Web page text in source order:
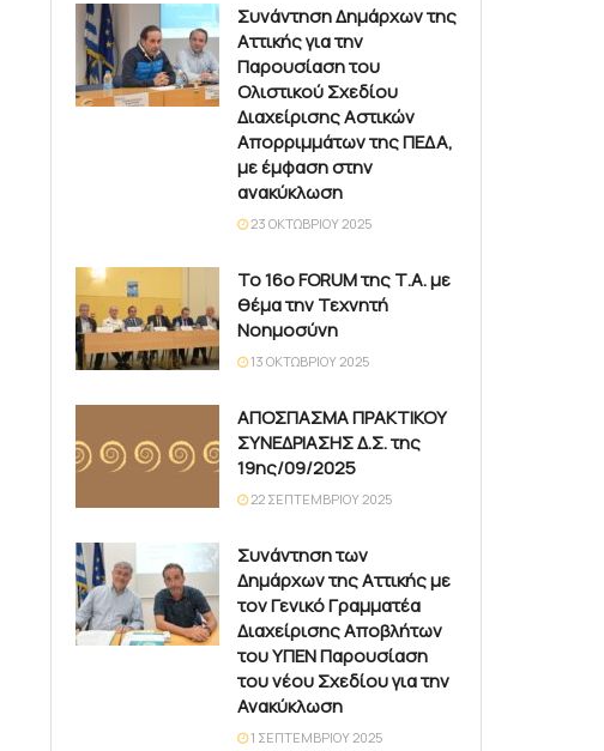
Συνάντηση Δημάρχων της
Αττικής για την
Παρουσίαση του
Ολιστικού Σχεδίου
Διαχείρισης Αστικών
Απορριμμάτων της ΠΕΔΑ,
με έμφαση στην
ανακύκλωση
23 ΟΚΤΩΒΡΊΟΥ 2025
Το 16ο FORUM της Τ.Α. με
θέμα την Τεχνητή
Νοημοσύνη
13 ΟΚΤΩΒΡΊΟΥ 2025
ΑΠΟΣΠΑΣΜΑ ΠΡΑΚΤΙΚΟΥ
ΣΥΝΕΔΡΙΑΣΗΣ Δ.Σ. της
19ης/09/2025
22 ΣΕΠΤΕΜΒΡΊΟΥ 2025
Συνάντηση των
Δημάρχων της Αττικής με
τον Γενικό Γραμματέα
Διαχείρισης Αποβλήτων
του ΥΠΕΝ Παρουσίαση
του νέου Σχεδίου για την
Ανακύκλωση
1 ΣΕΠΤΕΜΒΡΊΟΥ 2025